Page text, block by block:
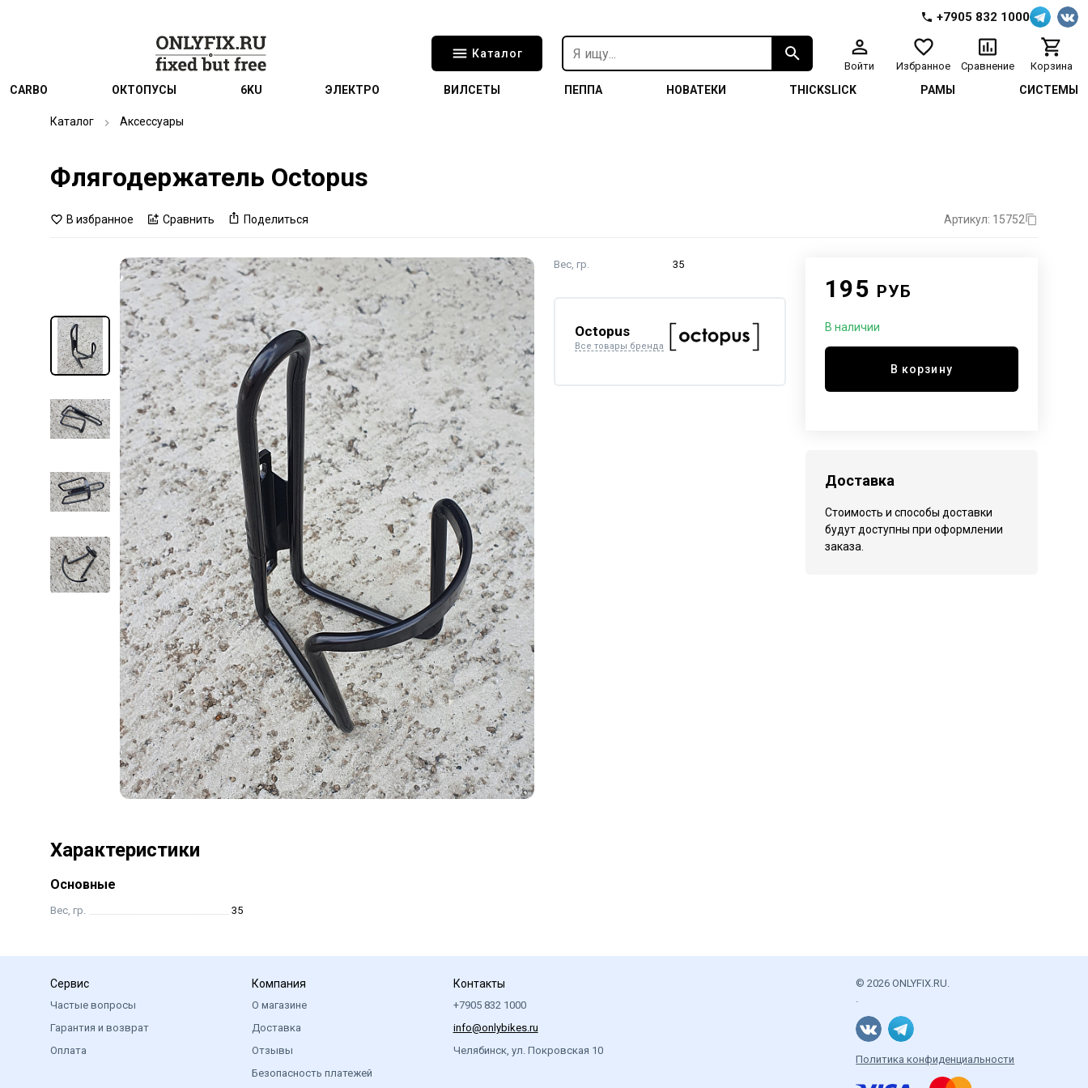
+7905 832 1000
Каталог
Войти Избранное Сравнение Корзина
CARBO ОКТОПУСЫ 6KU ЭЛЕКТРО ВИЛСЕТЫ ПЕППА НОВАТЕКИ THICKSLICK РАМЫ СИСТЕМЫ
Каталог Аксессуары
Флягодержатель Octopus
В избранное Сравнить Поделиться Артикул: 15752
Вес, гр. 35
Octopus
Все товары бренда
195 РУБ
В наличии
В корзину
Доставка
Стоимость и способы доставки
будут доступны при оформлении
заказа.
Характеристики
Основные
Вес, гр. 35
Сервис
Частые вопросы
Гарантия и возврат
Оплата
Компания
О магазине
Доставка
Отзывы
Безопасность платежей
Контакты
+7905 832 1000
info@onlybikes.ru
Челябинск, ул. Покровская 10
© 2026 ONLYFIX.RU.
.
Политика конфиденциальности